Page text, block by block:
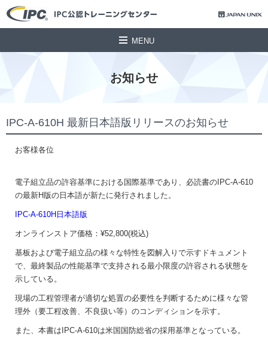
MENU
お知らせ
IPC-A-610H 最新日本語版リリースのお知らせ
お客様各位
電子組立品の許容基準における国際基準であり、必読書のIPC-A-610
の最新H版の日本語が新たに発行されました。
IPC-A-610H日本語版
オンラインストア価格：¥52,800(税込)
基板および電子組立品の様々な特性を図解入りで示すドキュメント
で、最終製品の性能基準で支持される最小限度の許容される状態を
示している。
現場の工程管理者が適切な処置の必要性を判断するために様々な管
理外（要工程改善、不良扱い等）のコンディションを示す。
また、本書はIPC-A-610は米国国防総省の採用基準となっている。